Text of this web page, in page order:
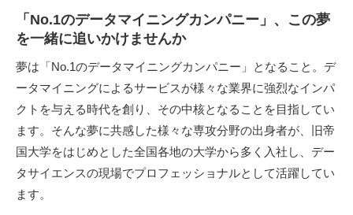
「No.1のデータマイニングカンパニー」、この夢
を一緒に追いかけませんか
夢は「No.1のデータマイニングカンパニー」となること。デ
ータマイニングによるサービスが様々な業界に強烈なインパ
クトを与える時代を創り、その中核となることを目指してい
ます。そんな夢に共感した様々な専攻分野の出身者が、旧帝
国大学をはじめとした全国各地の大学から多く入社し、デー
タサイエンスの現場でプロフェッショナルとして活躍してい
ます。